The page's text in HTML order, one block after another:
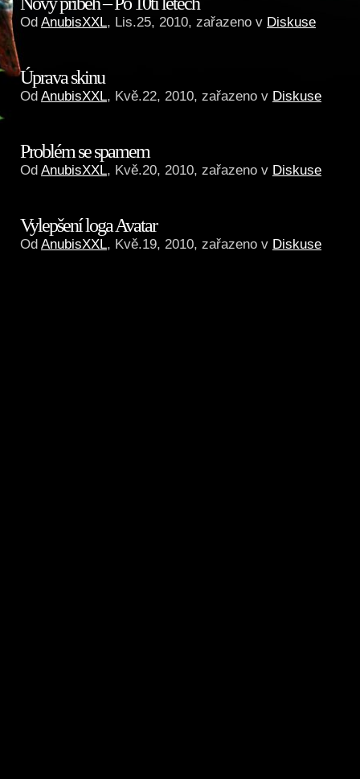
Od AnubisXXL, Lis.25, 2010, zařazeno v Diskuse
Úprava skinu
Od AnubisXXL, Kvě.22, 2010, zařazeno v Diskuse
Problém se spamem
Od AnubisXXL, Kvě.20, 2010, zařazeno v Diskuse
Vylepšení loga Avatar
Od AnubisXXL, Kvě.19, 2010, zařazeno v Diskuse